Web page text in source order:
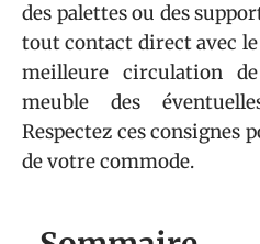
des palettes ou des
tout contact direct avec
meilleure circulation
meuble des
Respectez ces consignes
de votre commode.